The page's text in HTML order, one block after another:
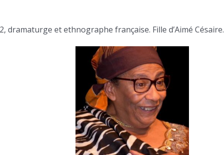
dramaturge et ethnographe française. Fille d’Aimé Césaire.